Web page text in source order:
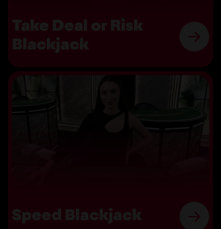
Take Deal or Risk
Blackjack
Speed Blackjack